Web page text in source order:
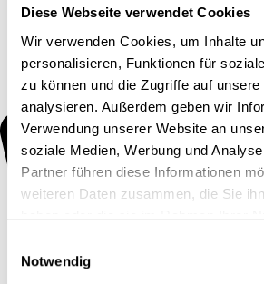
Diese Webseite verwendet Cookies
Wir verwenden Cookies, um Inhalte
personalisieren, Funktionen für
zu können und die Zugriffe auf
analysieren. Außerdem geben wir
Verwendung unserer Website an
soziale Medien, Werbung und
Partner führen diese Informationen
weiteren Daten zusammen, die Sie
Notwendig